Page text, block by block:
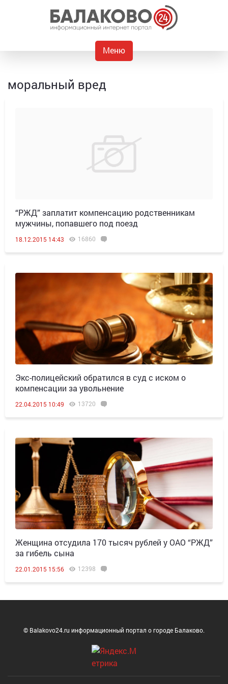
Меню
моральный вред
“РЖД” заплатит компенсацию родственникам
мужчины, попавшего под поезд
18.12.2015 14:43 16860
Экс-полицейский обратился в суд с иском о
компенсации за увольнение
22.04.2015 10:49 13720
Женщина отсудила 170 тысяч рублей у ОАО “РЖД”
за гибель сына
22.01.2015 15:56 12398
© Balakovo24.ru информационный портал о городе Балаково.